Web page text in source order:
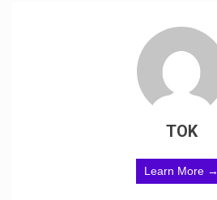
TOK
Learn More →